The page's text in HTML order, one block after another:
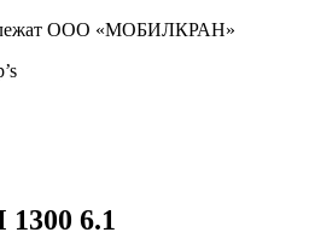
ООО «МОБИЛКРАН»
6.1